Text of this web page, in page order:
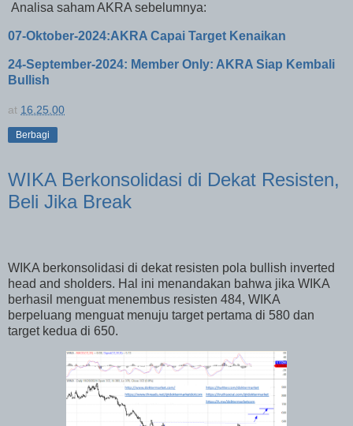
Analisa saham AKRA sebelumnya:
07-Oktober-2024:AKRA Capai Target Kenaikan
24-September-2024: Member Only: AKRA Siap Kembali
Bullish
at 16.25.00
Berbagi
WIKA Berkonsolidasi di Dekat Resisten,
Beli Jika Break
WIKA berkonsolidasi di dekat resisten pola bullish inverted
head and sholders. Hal ini menandakan bahwa jika WIKA
berhasil menguat menembus resisten 484, WIKA
berpeluang menguat menuju target pertama di 580 dan
target kedua di 650.